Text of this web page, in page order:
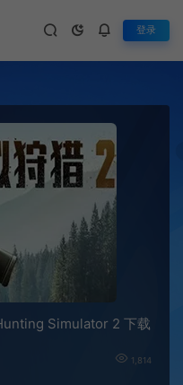
登录
Simulator 2 下载
1,814